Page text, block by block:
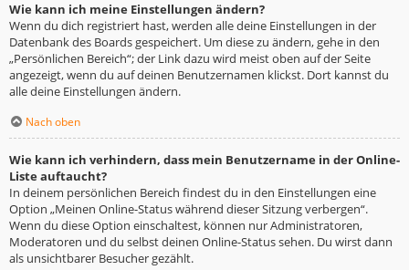
Wie kann ich meine Einstellungen ändern?
Wenn du dich registriert hast, werden alle deine Einstellungen in der
Datenbank des Boards gespeichert. Um diese zu ändern, gehe in den
„Persönlichen Bereich“; der Link dazu wird meist oben auf der Seite
angezeigt, wenn du auf deinen Benutzernamen klickst. Dort kannst du
alle deine Einstellungen ändern.
Nach oben
Wie kann ich verhindern, dass mein Benutzername in der Online-
Liste auftaucht?
In deinem persönlichen Bereich findest du in den Einstellungen eine
Option „Meinen Online-Status während dieser Sitzung verbergen“.
Wenn du diese Option einschaltest, können nur Administratoren,
Moderatoren und du selbst deinen Online-Status sehen. Du wirst dann
als unsichtbarer Besucher gezählt.